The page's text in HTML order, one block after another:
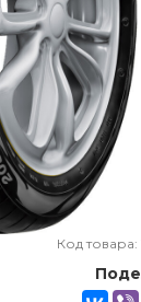
Код товара: